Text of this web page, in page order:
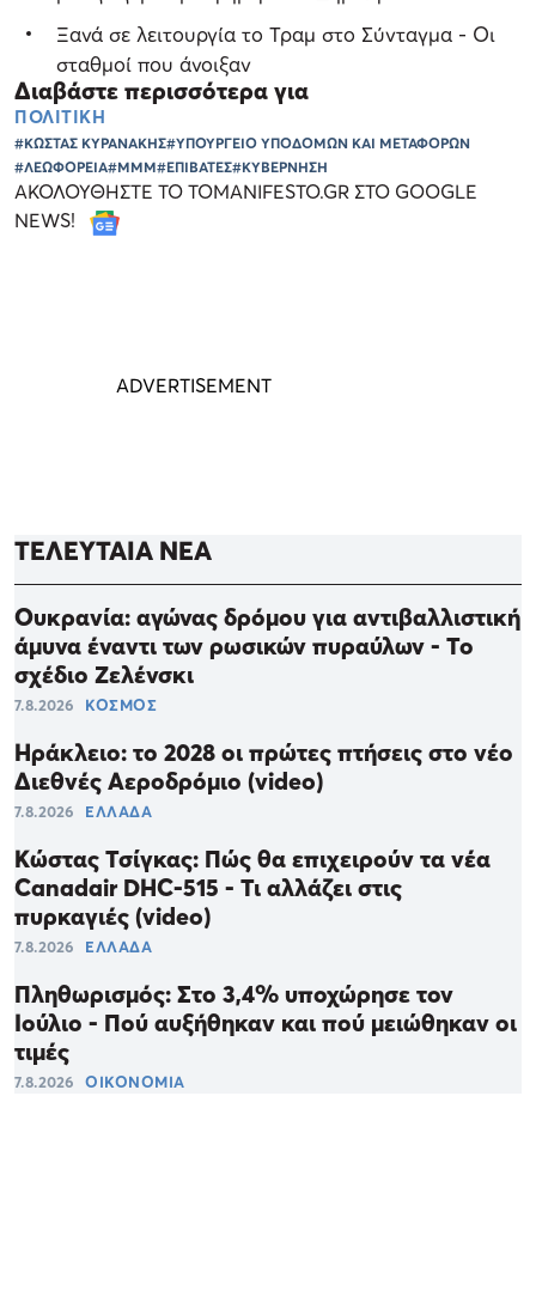
Ξανά σε λειτουργία το Τραμ στο Σύνταγμα - Οι
σταθμοί που άνοιξαν
Διαβάστε περισσότερα για
ΠΟΛΙΤΙΚΗ
#ΚΩΣΤΑΣ ΚΥΡΑΝΑΚΗΣ#ΥΠΟΥΡΓΕΙΟ ΥΠΟΔΟΜΩΝ ΚΑΙ ΜΕΤΑΦΟΡΩΝ
#ΛΕΩΦΟΡΕΙΑ#ΜΜΜ#ΕΠΙΒΑΤΕΣ#ΚΥΒΕΡΝΗΣΗ
ΑΚΟΛΟΥΘΗΣΤΕ ΤΟ TOMANIFESTO.GR ΣΤΟ GOOGLE
NEWS!
ΤΕΛΕΥΤΑΙΑ ΝΕΑ
Ουκρανία: αγώνας δρόμου για αντιβαλλιστική
άμυνα έναντι των ρωσικών πυραύλων - Το
σχέδιο Ζελένσκι
7.8.2026 ΚΟΣΜΟΣ
Ηράκλειο: το 2028 οι πρώτες πτήσεις στο νέο
Διεθνές Αεροδρόμιο (video)
7.8.2026 ΕΛΛΑΔΑ
Κώστας Τσίγκας: Πώς θα επιχειρούν τα νέα
Canadair DHC-515 - Τι αλλάζει στις
πυρκαγιές (video)
7.8.2026 ΕΛΛΑΔΑ
Πληθωρισμός: Στο 3,4% υποχώρησε τον
Ιούλιο - Πού αυξήθηκαν και πού μειώθηκαν οι
τιμές
7.8.2026 ΟΙΚΟΝΟΜΙΑ